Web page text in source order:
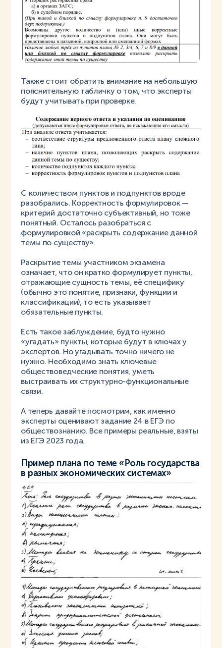
Также стоит обратить внимание на небольшую
пояснительную табличку о том, что эксперты
будут учитывать при проверке.
С количеством пунктов и подпунктов вроде
разобрались. Корректность формулировок —
критерий достаточно субъективный, но тоже
понятный. Осталось разобраться с
формулировкой «раскрыть содержание данной
темы по существу».
Раскрытие темы участником экзамена
означает, что он кратко формулирует пункты,
отражающие сущность темы, её специфику
(обычно это понятие, признаки, функции и
классификации), то есть указывает
обязательные пункты.
Есть такое заблуждение, будто нужно
«угадать» пункты, которые будут в ключах у
экспертов. Но угадывать точно ничего не
нужно. Необходимо знать ключевые
обществоведческие понятия, уметь
выстраивать их структурно-функциональные
связи.
А теперь давайте посмотрим, как именно
эксперты оценивают задание 24 в ЕГЭ по
обществознанию. Все примеры реальные, взяты
из ЕГЭ 2023 года.
Пример плана по теме «Роль государства
в разных экономических системах»